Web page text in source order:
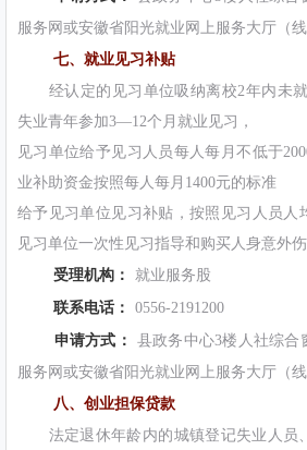
服务网或安徽省阳光就业网上服务大厅（线
七、就业见习补贴
经认定的见习单位吸纳离校2年内未就
失业青年参加3—12个月就业见习，
见习单位给予见习人员每人每月不低于
业补助资金按照每人每月1400元的标准
给予见习单位见习补贴，按照见习人员人
见习单位一次性见习指导和购买人身意外
受理机构：
就业服务股
联系电话：
0556-2191200
申请方式：
县政务中心3楼人社综合
服务网或安徽省阳光就业网上服务大厅（线
八、创业担保贷款
法定退休年龄内的城镇登记失业人员